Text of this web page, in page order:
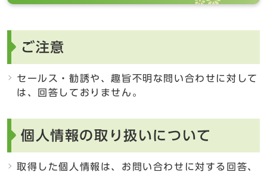
ご注意
セールス・勧誘や、趣旨不明な問い合わせに対して
は、回答しておりません。
個人情報の取り扱いについて
取得した個人情報は、お問い合わせに対する回答、